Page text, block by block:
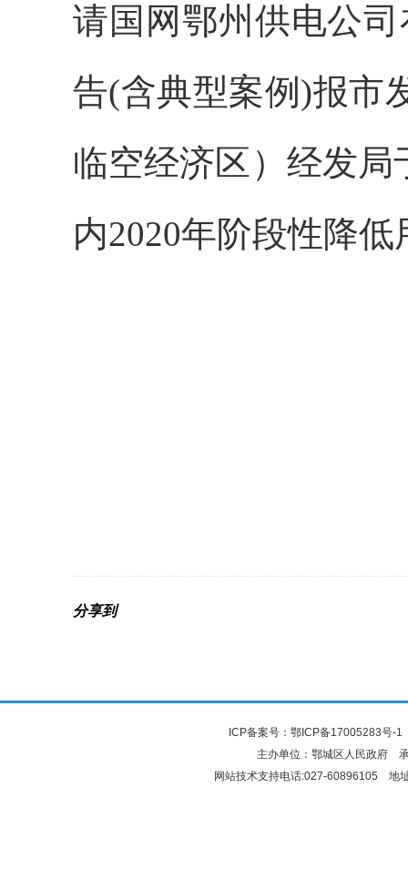
请国网 鄂州供电公司
告(含典型案例)报市
临空经济区）经发局
内2020年阶段性降
分享到
ICP备案号： 鄂ICP备17005283号-1
主办单位：鄂城区人民政府
网站技术支持电话:027-60896105 地